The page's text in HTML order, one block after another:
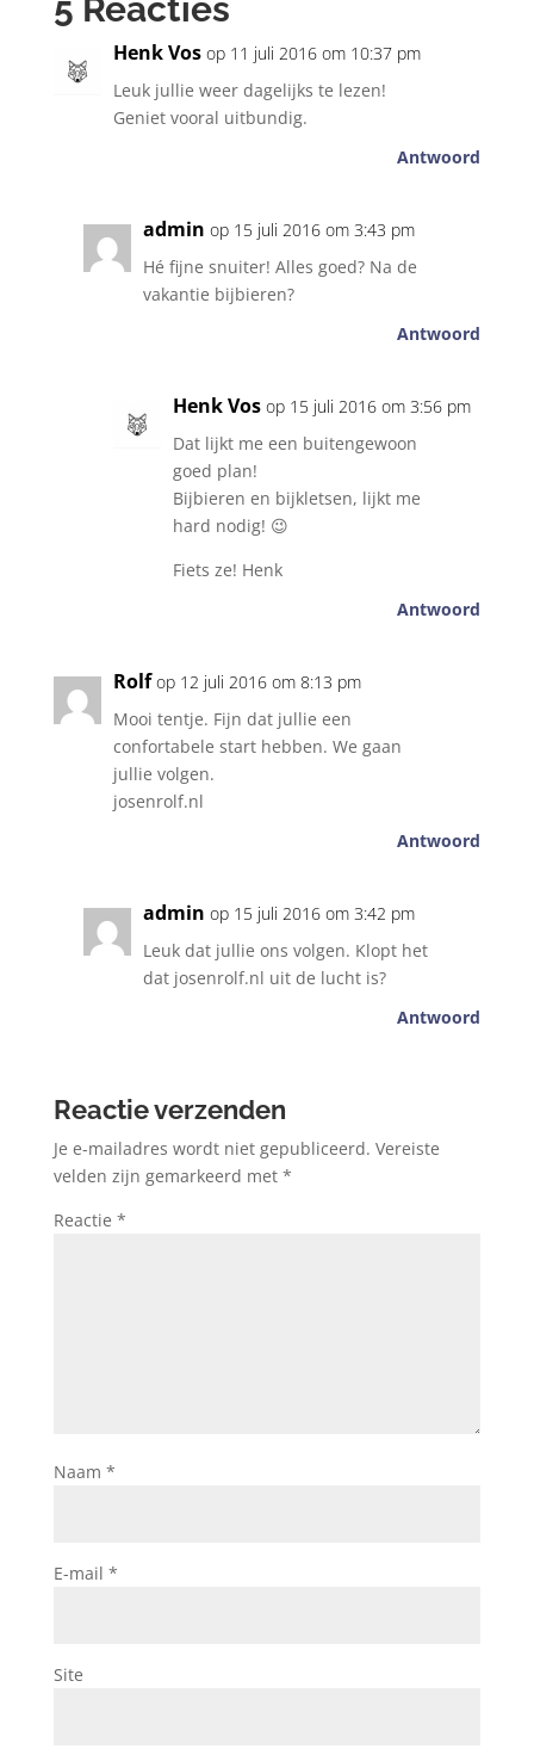
5 Reacties
Henk Vos op 11 juli 2016 om 10:37 pm
Leuk jullie weer dagelijks te lezen!
Geniet vooral uitbundig.
Antwoord
admin op 15 juli 2016 om 3:43 pm
Hé fijne snuiter! Alles goed? Na de
vakantie bijbieren?
Antwoord
Henk Vos op 15 juli 2016 om 3:56 pm
Dat lijkt me een buitengewoon
goed plan!
Bijbieren en bijkletsen, lijkt me
hard nodig! 😉
Fiets ze! Henk
Antwoord
Rolf op 12 juli 2016 om 8:13 pm
Mooi tentje. Fijn dat jullie een
confortabele start hebben. We gaan
jullie volgen.
josenrolf.nl
Antwoord
admin op 15 juli 2016 om 3:42 pm
Leuk dat jullie ons volgen. Klopt het
dat josenrolf.nl uit de lucht is?
Antwoord
Reactie verzenden
Je e-mailadres wordt niet gepubliceerd. Vereiste
velden zijn gemarkeerd met *
Reactie *
Naam *
E-mail *
Site